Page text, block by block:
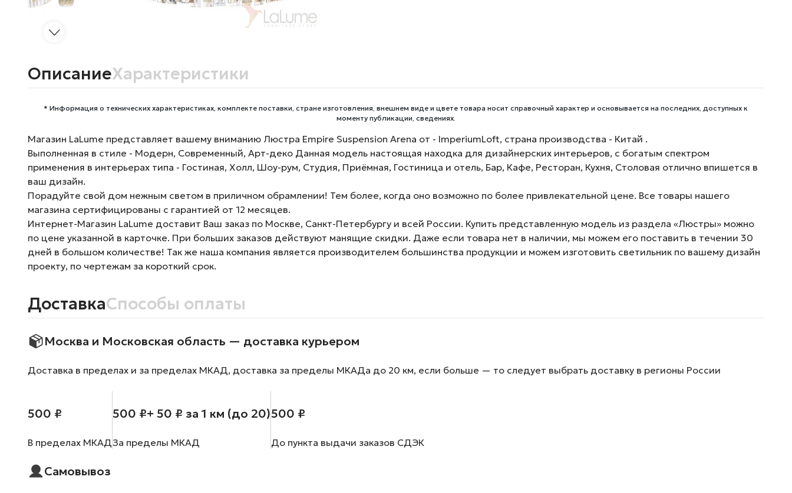
ОписаниеХарактеристики
* Информация о технических характеристиках, комплекте поставки, стране изготовления, внешнем виде и цвете товара носит справочный характер и основывается на последних, доступных к
моменту публикации, сведениях.
Магазин LaLume представляет вашему вниманию Люстра Empire Suspension Arena от - ImperiumLoft, страна производства - Китай .
Выполненная в стиле - Модерн, Современный, Арт-деко Данная модель настоящая находка для дизайнерских интерьеров, с богатым спектром
применения в интерьерах типа - Гостиная, Холл, Шоу-рум, Студия, Приёмная, Гостиница и отель, Бар, Кафе, Ресторан, Кухня, Столовая отлично впишется в
ваш дизайн.
Порадуйте свой дом нежным светом в приличном обрамлении! Тем более, когда оно возможно по более привлекательной цене. Все товары нашего
магазина сертифицированы с гарантией от 12 месяцев.
Интернет-Магазин LaLume доставит Ваш заказ по Москве, Санкт-Петербургу и всей России. Купить представленную модель из раздела «Люстры» можно
по цене указанной в карточке. При больших заказов действуют манящие скидки. Даже если товара нет в наличии, мы можем его поставить в течении 30
дней в большом количестве! Так же наша компания является производителем большинства продукции и можем изготовить светильник по вашему дизайн
проекту, по чертежам за короткий срок.
ДоставкаСпособы оплаты
Москва и Московская область — доставка курьером
Доставка в пределах и за пределах МКАД, доставка за пределы МКАДа до 20 км, если больше — то следует выбрать доставку в регионы России
500 ₽
В пределах МКАД
500 ₽+ 50 ₽ за 1 км (до 20)
За пределы МКАД
500 ₽
До пункта выдачи заказов СДЭК
Самовывоз